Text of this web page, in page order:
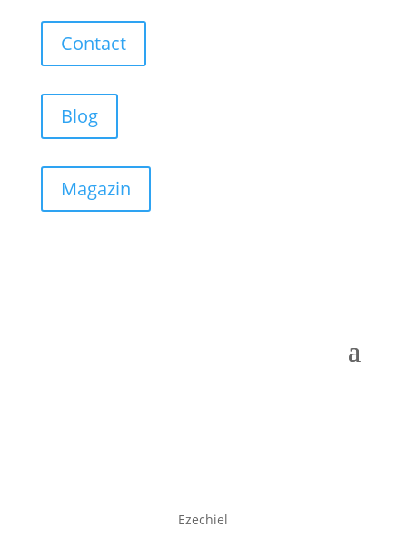
Contact
Blog
Magazin
Ezechiel